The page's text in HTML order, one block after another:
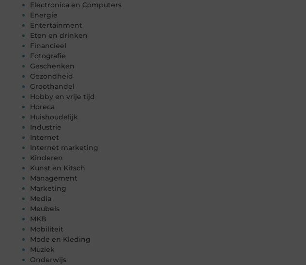
Electronica en Computers
Energie
Entertainment
Eten en drinken
Financieel
Fotografie
Geschenken
Gezondheid
Groothandel
Hobby en vrije tijd
Horeca
Huishoudelijk
Industrie
Internet
Internet marketing
Kinderen
Kunst en Kitsch
Management
Marketing
Media
Meubels
MKB
Mobiliteit
Mode en Kleding
Muziek
Onderwijs